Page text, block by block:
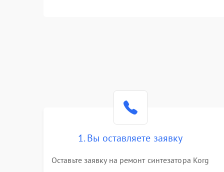
1. Вы оставляете заявку
Оставьте заявку на ремонт синтезатора Korg